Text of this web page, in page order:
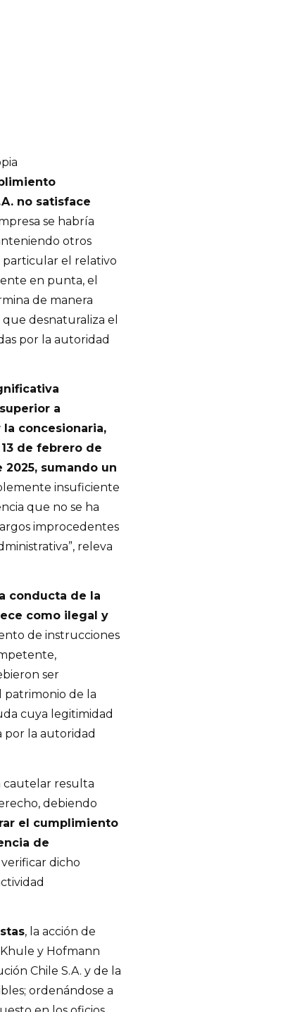
no satisface
se habría
otros
particular el relativo
en punta, el
de manera
desnaturaliza el
por la autoridad
a
la concesionaria,
de febrero de
2025, sumando un
insuficiente
que no se ha
improcedentes
releva
conducta de la
como ilegal y
de instrucciones
ser
patrimonio de la
cuya legitimidad
por la autoridad
cautelar resulta
debiendo
el cumplimiento
de
dicho
, la acción de
y Hofmann
Chile S.A. y de la
ordenándose a